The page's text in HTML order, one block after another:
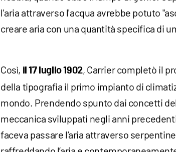
l'aria attraverso l'acqua avrebbe potuto
creare aria con una quantità specifica di
Così, il 17 luglio 1902, Carrier completò il
della tipografia il primo impianto di
mondo. Prendendo spunto dai concetti
meccanica sviluppati negli anni
faceva passare l’aria attraverso